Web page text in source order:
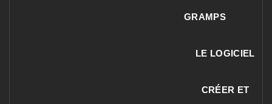
GRAMPS
LE LOGICIEL
CRÉER ET